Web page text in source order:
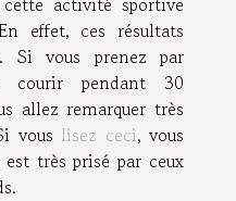
effet, ces résultats
Si vous prenez par
courir pendant 30
allez remarquer très
vous lisez ceci, vous
très prisé par ceux